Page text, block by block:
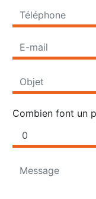
Combien font un